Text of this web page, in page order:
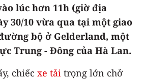
lúc hơn 11h (giờ địa
30/10 vừa qua tại một giao
bộ ở Gelderland, một
Trung - Đông của Hà Lan.
chiếc xe tải trọng lớn chở